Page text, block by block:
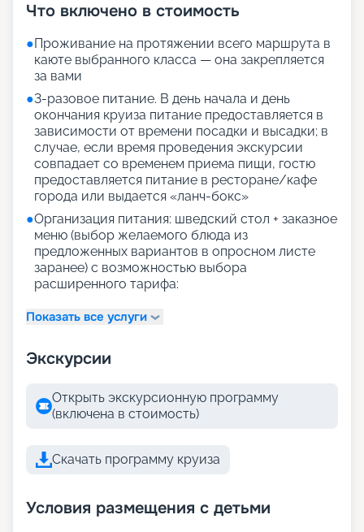
Что включено в стоимость
●Проживание на протяжении всего маршрута в
каюте выбранного класса — она закрепляется
за вами
●3-разовое питание. В день начала и день
окончания круиза питание предоставляется в
зависимости от времени посадки и высадки; в
случае, если время проведения экскурсии
совпадает со временем приема пищи, гостю
предоставляется питание в ресторане/кафе
города или выдается «ланч-бокс»
●Организация питания: шведский стол + заказное
меню (выбор желаемого блюда из
предложенных вариантов в опросном листе
заранее) с возможностью выбора
расширенного тарифа:
Показать все услуги
Экскурсии
Открыть экскурсионную программу
(включена в стоимость)
Скачать программу круиза
Условия размещения с детьми